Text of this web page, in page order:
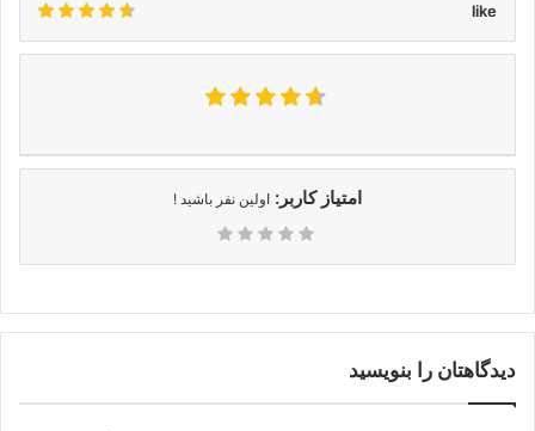
like
امتیاز کاربر: اولین نفر باشید !
دیدگاهتان را بنویسید